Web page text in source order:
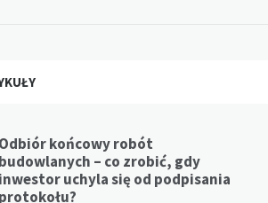
Odbiór końcowy robót
budowlanych – co zrobić, gdy
inwestor uchyla się od podpisania
protokołu?